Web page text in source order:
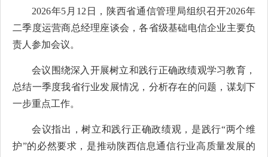
2026年5月12日，陕西省通信管理局组织召开2026年
二季度运营商总经理座谈会，各省级基础电信企业主要负
责人参加会议。
会议 围绕深入开展树立和践行正确政绩观学习教育，
总结一季度我省行业发展情况，分析存在的问题，谋划下
一步重点工作。
会议指出，树立和践行正确政绩观，是践行“两个维
护”的必然要求，是推动陕西信息通信行业高质量发展的